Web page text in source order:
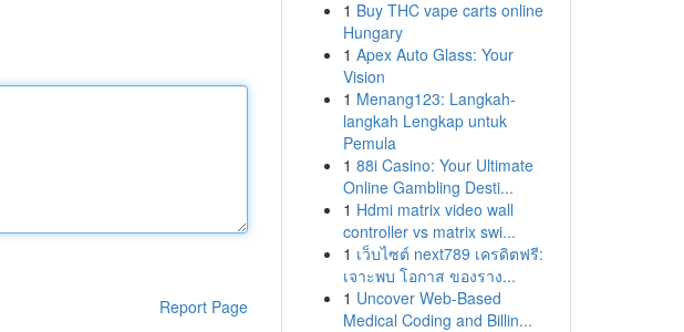
Report Page
1 Buy THC vape carts online
Hungary
1 Apex Auto Glass: Your
Vision
1 Menang123: Langkah-
langkah Lengkap untuk
Pemula
1 88i Casino: Your Ultimate
Online Gambling Desti...
1 Hdmi matrix video wall
controller vs matrix swi...
1 เว็บไซต์ next789 เครดิตฟรี:
เจาะพบ โอกาส ของราง...
1 Uncover Web-Based
Medical Coding and Billin...